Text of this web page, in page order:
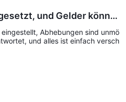
und Gelder könne
Abhebungen sind unmö
und alles ist einfach versch